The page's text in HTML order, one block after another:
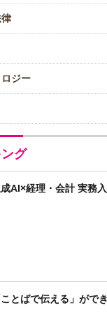
ジー
グ
AI×経理・会計 実務
ことばで伝える」がで